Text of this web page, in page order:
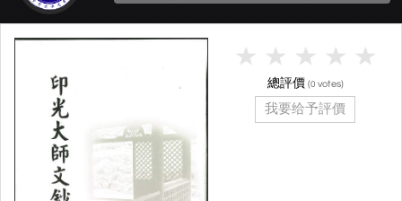
總評價 (0 votes)
我要给予評價